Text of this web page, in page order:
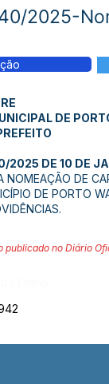
2025-
DE
2025 DE 10 DE
NOMEAÇÃO DE
DE PORTO
publicado no Diário